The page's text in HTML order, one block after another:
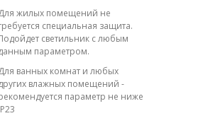
жилых помещений не
специальная защита.
светильник с любым
параметром.
ванных комнат и любых
влажных помещений -
параметр не ниже